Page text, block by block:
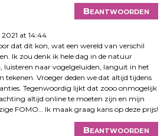
Beantwoorden
at 14:44
dat dit kon, wat een wereld van verschil
Ik zou denk ik hele dag in de natuur
luisteren naar vogelgeluiden, languit in het
tekenen. Vroeger deden we dat altijd tijdens
Tegenwoordig lijkt dat zooo onmogelijk
altijd online te moeten zijn en mijn
FOMO… Ik maak graag kans op deze prijs!
Beantwoorden